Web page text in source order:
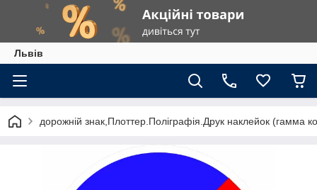
Львів
дорожній знак,Плоттер.Поліграфія.Друк наклейок (гамма